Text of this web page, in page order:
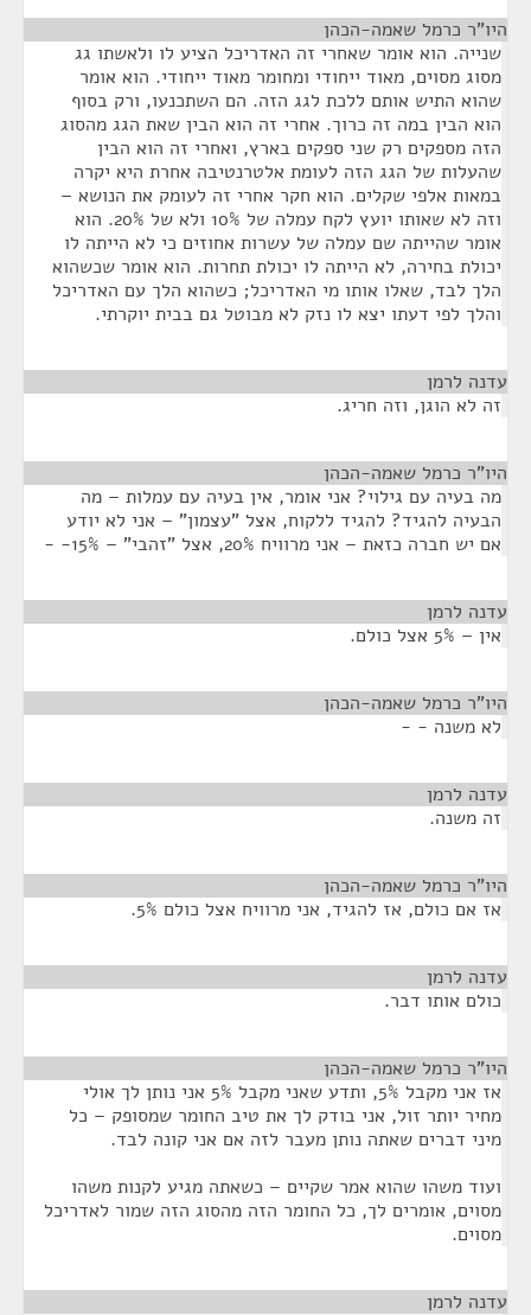
היו"ר כרמל שאמה-הכהן
שנייה. הוא אומר שאחרי זה האדריכל הציע לו ולאשתו גג
מסוג מסוים, מאוד ייחודי ומחומר מאוד ייחודי. הוא אומר
שהוא התיש אותם ללכת לגג הזה. הם השתכנעו, ורק בסוף
הוא הבין במה זה כרוך. אחרי זה הוא הבין שאת הגג מהסוג
הזה מספקים רק שני ספקים בארץ, ואחרי זה הוא הבין
שהעלות של הגג הזה לעומת אלטרנטיבה אחרת היא יקרה
במאות אלפי שקלים. הוא חקר אחרי זה לעומק את הנושא –
וזה לא שאותו יועץ לקח עמלה של 10% ולא של 20%. הוא
אומר שהייתה שם עמלה של עשרות אחוזים כי לא הייתה לו
יכולת בחירה, לא הייתה לו יכולת תחרות. הוא אומר שכשהוא
הלך לבד, שאלו אותו מי האדריכל; כשהוא הלך עם האדריכל
והלך לפי דעתו יצא לו נזק לא מבוטל גם בבית יוקרתי.
עדנה לרמן
זה לא הוגן, וזה חריג.
היו"ר כרמל שאמה-הכהן
מה בעיה עם גילוי? אני אומר, אין בעיה עם עמלות – מה
הבעיה להגיד? להגיד ללקוח, אצל "עצמון" – אני לא יודע
אם יש חברה כזאת – אני מרוויח 20%, אצל "זהבי" – 15%- -
עדנה לרמן
אין – 5% אצל כולם.
היו"ר כרמל שאמה-הכהן
לא משנה - -
עדנה לרמן
זה משנה.
היו"ר כרמל שאמה-הכהן
אז אם כולם, אז להגיד, אני מרוויח אצל כולם 5%.
עדנה לרמן
כולם אותו דבר.
היו"ר כרמל שאמה-הכהן
אז אני מקבל 5%, ותדע שאני מקבל 5% אני נותן לך אולי
מחיר יותר זול, אני בודק לך את טיב החומר שמסופק – כל
מיני דברים שאתה נותן מעבר לזה אם אני קונה לבד.
ועוד משהו שהוא אמר שקיים – כשאתה מגיע לקנות משהו
מסוים, אומרים לך, כל החומר הזה מהסוג הזה שמור לאדריכל
מסוים.
עדנה לרמן